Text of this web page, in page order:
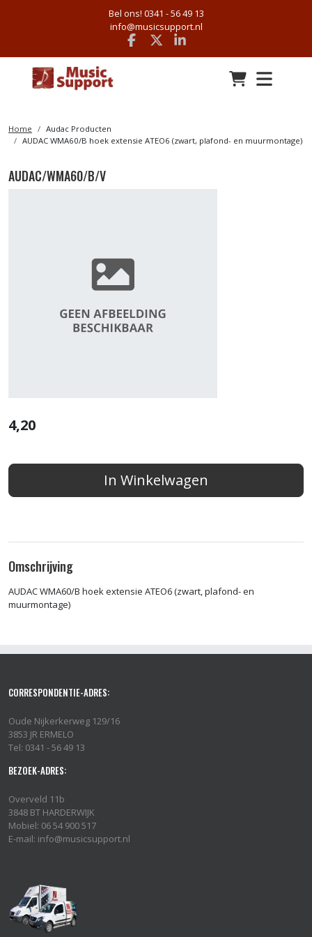
Bel ons! 0341 - 56 49 13
info@musicsupport.nl
Facebook
x linkedin
Home
Audac Producten
AUDAC WMA60/B hoek extensie ATEO6 (zwart, plafond- en muurmontage)
AUDAC/WMA60/B/V
4,20
In Winkelwagen
Omschrijving
AUDAC WMA60/B hoek extensie ATEO6 (zwart, plafond- en
muurmontage)
CORRESPONDENTIE-ADRES:
Oude Nijkerkerweg 129/16
3853 JR ERMELO
Tel: 0341 - 56 49 13
BEZOEK-ADRES:
Overveld 11b
3848 BT HARDERWIJK
Mobiel: 06 54 900 517
E-mail: info@musicsupport.nl